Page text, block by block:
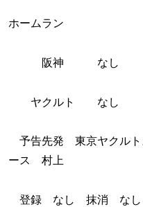
ホームラン
阪神 なし
ヤクルト なし
予告先発 東京ヤクル
ース 村上
登録 なし 抹消 なし